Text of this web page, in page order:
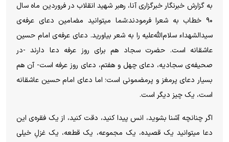
به گزارش خبرنگار خبرگزاری آنا، رهبر شهید انقلاب در فروردین ماه سال
۹۰ خطاب به شعرا فرمودند:شما میتوانید مضامین دعای عرفه‌ی
سیدالشهداء سلام‌الله‌علیه را به شعر بیاورید. دعای عرفه‌ی امام حسین
عاشقانه است. حضرت سجاد هم برای روز عرفه دعا دارند -در
صحیفه‌ی سجادیه، دعای چهل و هفتم، دعای روز عرفه است- آن هم
بسیار دعای پرمغز و پرمضمونی است؛ اما دعای امام حسین عاشقانه
است، یک چیز دیگر است.
اگر چنانچه آشنا بشوید، انس پیدا کنید، دقت کنید، از یک فقره‌ی این
دعا میتوانید یک قصیده، یک مجموعه، یک قطعه، یک غزلِ خیلی